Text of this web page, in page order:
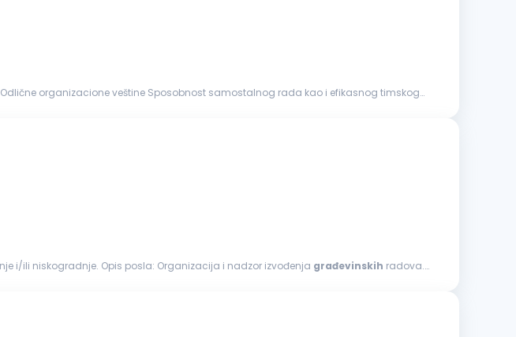
Odlične organizacione veštine Sposobnost samostalnog rada kao i efikasnog timskog
za rad na projektima visokogradnje i/ili niskogradnje. Opis posla: Organizacija i nadzor izvođenja građevinskih radova.